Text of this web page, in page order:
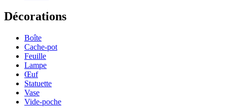
Décorations
Boîte
Cache-pot
Feuille
Lampe
Œuf
Statuette
Vase
Vide-poche